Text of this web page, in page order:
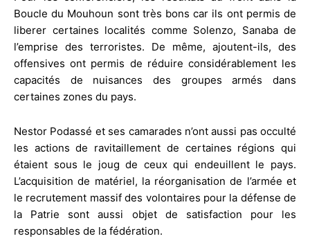
Boucle du Mouhoun sont très bons car ils ont permis de
liberer certaines localités comme Solenzo, Sanaba de
l’emprise des terroristes. De même, ajoutent-ils, des
offensives ont permis de réduire considérablement les
capacités de nuisances des groupes armés dans
certaines zones du pays.
Nestor Podassé et ses camarades n’ont aussi pas occulté
les actions de ravitaillement de certaines régions qui
étaient sous le joug de ceux qui endeuillent le pays.
L’acquisition de matériel, la réorganisation de l’armée et
le recrutement massif des volontaires pour la défense de
la Patrie sont aussi objet de satisfaction pour les
responsables de la fédération.